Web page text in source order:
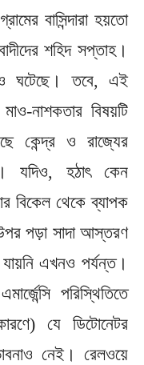
বাসিন্দারা হয়তো
শহিদ সপ্তাহ।
ঘটেছে। তবে, এই
নাশকতার বিষয়টি
কেন্দ্র ও রাজ্যের
যদিও, হঠাৎ কেন
বিকেল থেকে ব্যাপক
পড়া সাদা আস্তরণ
এখনও পর্যন্ত।
পরিস্থিতিতে
যে ডিটোনেটর
নেই। রেলওয়ে